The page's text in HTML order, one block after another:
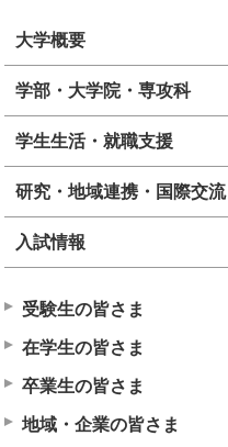
大学概要
学部・大学院・専攻科
学生生活・就職支援
研究・地域連携・国際交流
入試情報
受験生の皆さま
在学生の皆さま
卒業生の皆さま
地域・企業の皆さま